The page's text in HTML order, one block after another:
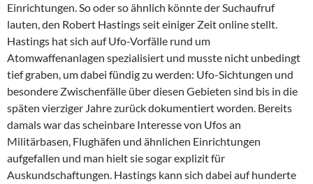
Einrichtungen. So oder so ähnlich könnte der Suchaufruf
lauten, den Robert Hastings seit einiger Zeit online stellt.
Hastings hat sich auf Ufo-Vorfälle rund um
Atomwaffenanlagen spezialisiert und musste nicht unbedingt
tief graben, um dabei fündig zu werden: Ufo-Sichtungen und
besondere Zwischenfälle über diesen Gebieten sind bis in die
späten vierziger Jahre zurück dokumentiert worden. Bereits
damals war das scheinbare Interesse von Ufos an
Militärbasen, Flughäfen und ähnlichen Einrichtungen
aufgefallen und man hielt sie sogar explizit für
Auskundschaftungen. Hastings kann sich dabei auf hunderte